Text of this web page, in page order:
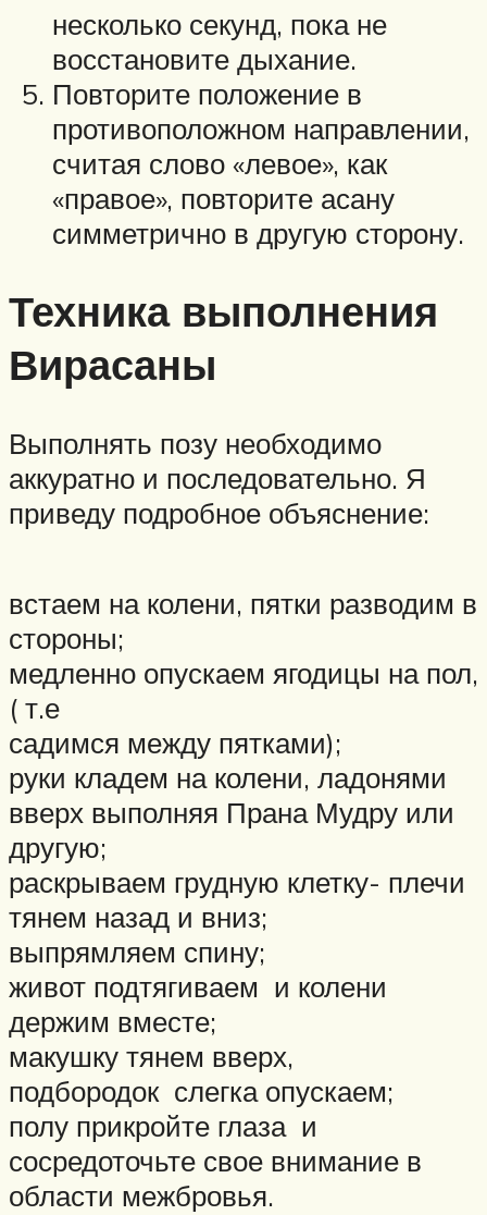
несколько секунд, пока не
восстановите дыхание.
Повторите положение в
противоположном направлении,
считая слово «левое», как
«правое», повторите асану
симметрично в другую сторону.
Техника выполнения
Вирасаны
Выполнять позу необходимо
аккуратно и последовательно. Я
приведу подробное объяснение:
встаем на колени, пятки разводим в
стороны;
медленно опускаем ягодицы на пол,
( т.е
садимся между пятками);
руки кладем на колени, ладонями
вверх выполняя Прана Мудру или
другую;
раскрываем грудную клетку- плечи
тянем назад и вниз;
выпрямляем спину;
живот подтягиваем и колени
держим вместе;
макушку тянем вверх,
подбородок слегка опускаем;
полу прикройте глаза и
сосредоточьте свое внимание в
области межбровья.